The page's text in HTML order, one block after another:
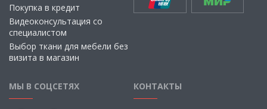
Покупка в кредит
Видеоконсультация со
специалистом
Выбор ткани для мебели без
визита в магазин
МЫ В СОЦСЕТЯХ КОНТАКТЫ